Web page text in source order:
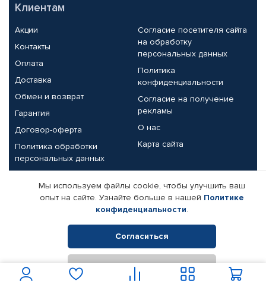
Клиентам
Акции
Контакты
Оплата
Доставка
Обмен и возврат
Гарантия
Договор-оферта
Политика обработки
персональных данных
Согласие посетителя сайта
на обработку
персональных данных
Политика
конфиденциальности
Согласие на получение
рекламы
О нас
Карта сайта
Партнерам
Корпоративным клиентам
Поставщикам
Реквизиты компании
© КАМАЗ ЦЕНТР ДОНЕЦК, 2015-2026. Все права защищены.
Интернет-магазин автомобильных товаров Автопрофи.
Мы используем файлы cookie, чтобы улучшить ваш
опыт на сайте. Узнайте больше в нашей Политике
конфиденциальности.
Согласиться
Отклонить